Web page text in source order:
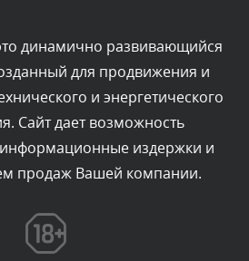
виден после проверки
Сегодня, в 04:44
виден после проверки
динамично развивающийся
для продвижения и
и энергетического
Сайт дает возможность
издержки и
продаж Вашей компании.